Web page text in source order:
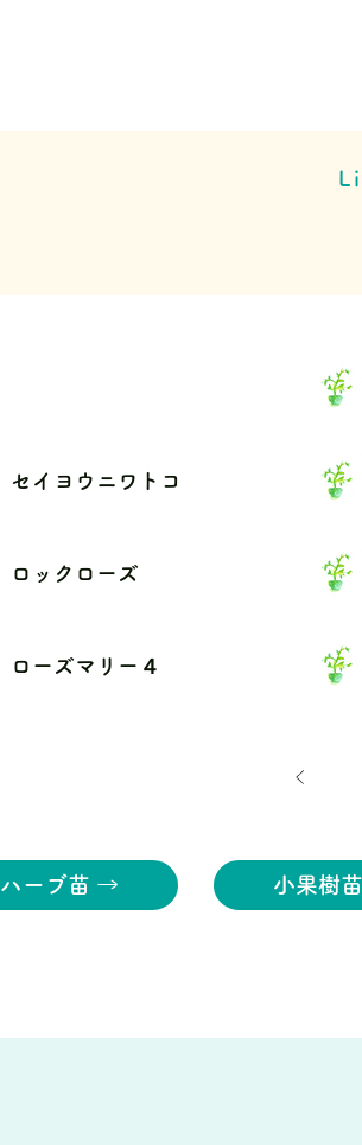
セイヨウニワトコ
ロックローズ
ローズマリー４
ハーブ苗 → 小果樹